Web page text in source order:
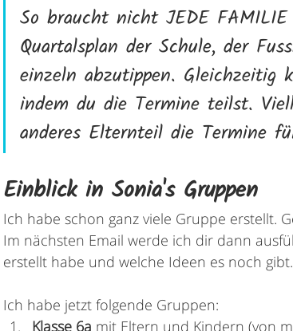
So braucht nicht JEDE
Quartalsplan der Schule, der
einzeln abzutippen. Gleichzeitig
indem du die Termine teilst.
anderes Elternteil die Termine
Einblick in Sonia's Gruppen
Ich habe schon ganz viele Gruppe erstellt.
Im nächsten Email werde ich dir dann
erstellt habe und welche Ideen es noch gibt.
Ich habe jetzt folgende Gruppen:
Klasse 6a mit Eltern und Kindern (von